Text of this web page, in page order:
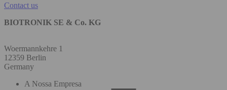
Contact us
BIOTRONIK SE & Co. KG
Woermannkehre 1
12359 Berlin
Germany
A Nossa Empresa